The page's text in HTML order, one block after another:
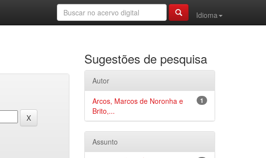
Idioma
Sugestões de pesquisa
Autor
1
Arcos, Marcos de Noronha e
Brito,...
Assunto